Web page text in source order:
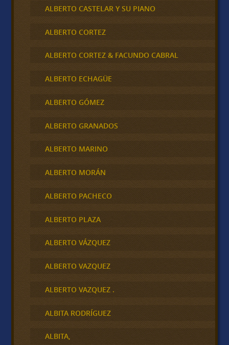
ALBERTO CASTELAR Y SU PIANO
ALBERTO CORTEZ
ALBERTO CORTEZ & FACUNDO CABRAL
ALBERTO ECHAGÜE
ALBERTO GÓMEZ
ALBERTO GRANADOS
ALBERTO MARINO
ALBERTO MORÁN
ALBERTO PACHECO
ALBERTO PLAZA
ALBERTO VÁZQUEZ
ALBERTO VAZQUEZ
ALBERTO VAZQUEZ .
ALBITA RODRÍGUEZ
ALBITA,